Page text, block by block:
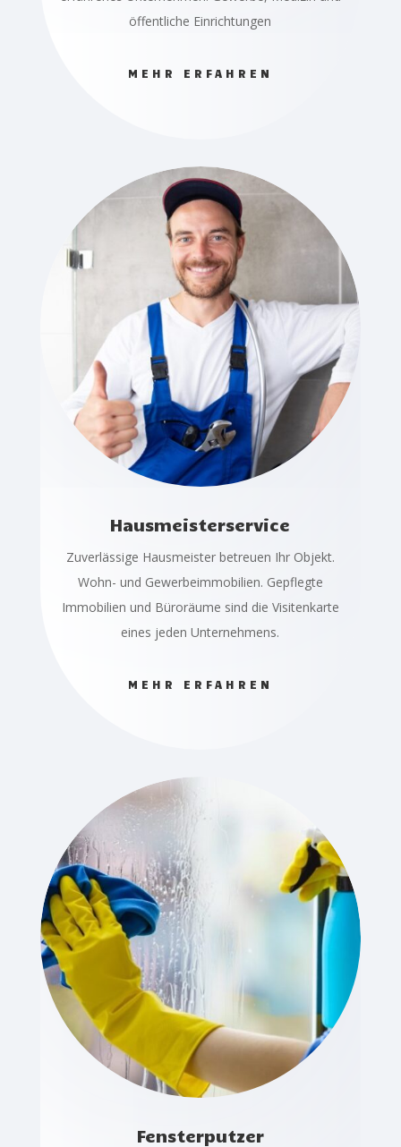
öffentliche Einrichtungen
MEHR ERFAHREN
Hausmeisterservice
Zuverlässige Hausmeister betreuen Ihr Objekt.
Wohn- und Gewerbeimmobilien. Gepflegte
Immobilien und Büroräume sind die Visitenkarte
eines jeden Unternehmens.
MEHR ERFAHREN
Fensterputzer